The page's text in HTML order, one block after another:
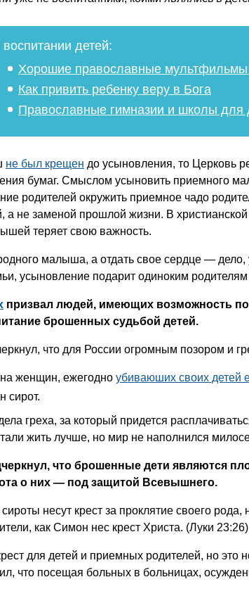
детей:
Хорошие православные мультфильмы
Как привить ребенку веру в Бога
Православные гимназии и школы для
не был крещен до усыновления, то Церковь
бумаг. Смыслом усыновить приемного
родителей окружить приемное чадо
а не заменой прошлой жизни. В
теряет свою важность.
малыша, а отдать свое сердце — дело,
усыновление подарит одиноким родителям
призвал людей, имеющих возможность
брошенных судьбой детей.
что для России огромным позором и
женщин, ежегодно убиваюших своих детей
сирот.
греха, за который придется
жить лучше, но мир не наполнился
что брошенные дети являются
о них — под защитой Всевышнего.
несут крест за проклятие своего рода,
как Симон нес крест Христа. (Луки 23:26)
для детей и приемных родителей, но это
что посещая больных в больницах,